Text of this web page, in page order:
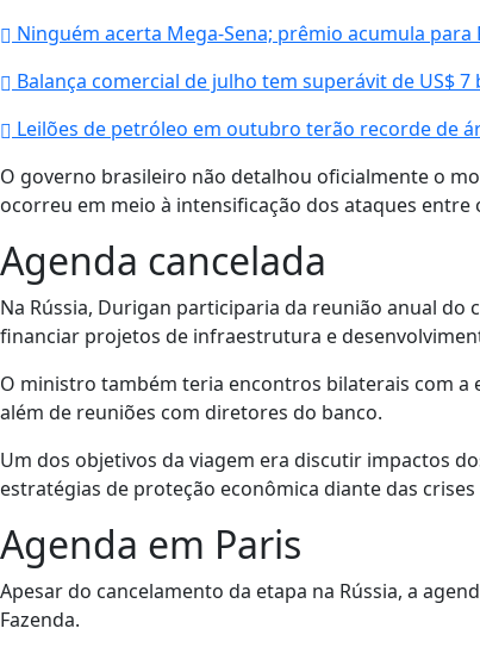
Ninguém acerta Mega-Sena; prêmio acumula para
Balança comercial de julho tem superávit de US$ 7
Leilões de petróleo em outubro terão recorde de
O governo brasileiro não detalhou oficialmente o
ocorreu em meio à intensificação dos ataques entre
Agenda cancelada
Na Rússia, Durigan participaria da reunião anual do
financiar projetos de infraestrutura e
O ministro também teria encontros bilaterais com a
além de reuniões com diretores do banco.
Um dos objetivos da viagem era discutir impactos
estratégias de proteção econômica diante das crises
Agenda em Paris
Apesar do cancelamento da etapa na Rússia, a
Fazenda.